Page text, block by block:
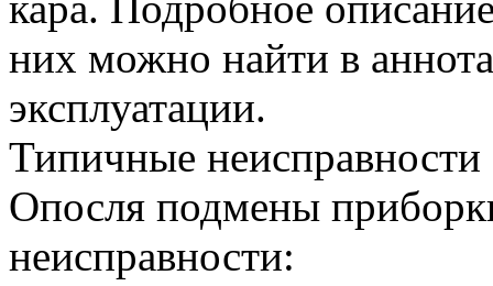
них можно найти в
эксплуатации.
Типичные неисправности
Опосля подмены
неисправности: